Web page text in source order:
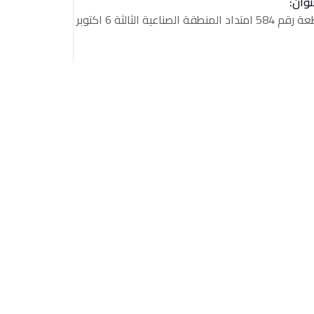
المنطقة الصناعية الثالثة 6 اكتوبر